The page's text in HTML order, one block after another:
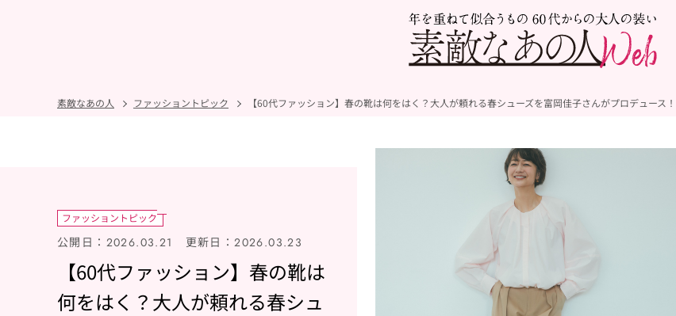
素敵なあの人 ファッショントピック 【60代ファッション】春の靴は何をはく？大人が頼れる春シューズを富岡佳子さんがプロデュース！
ファッショントピック
公開日： 2026.03.21 更新日：2026.03.23
【60代ファッション】春の靴は
何をはく？大人が頼れる春シュ